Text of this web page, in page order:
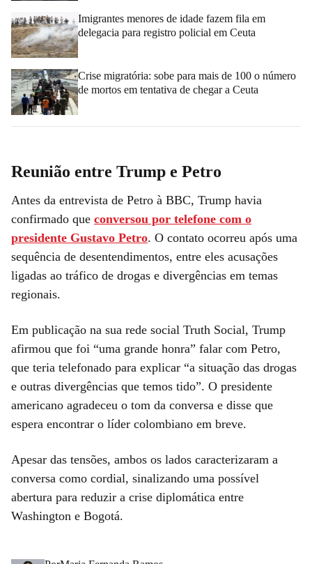
Imigrantes menores de idade fazem fila em
delegacia para registro policial em Ceuta
Crise migratória: sobe para mais de 100 o número
de mortos em tentativa de chegar a Ceuta
Reunião entre Trump e Petro
Antes da entrevista de Petro à BBC, Trump havia
confirmado que conversou por telefone com o
presidente Gustavo Petro. O contato ocorreu após uma
sequência de desentendimentos, entre eles acusações
ligadas ao tráfico de drogas e divergências em temas
regionais.
Em publicação na sua rede social Truth Social, Trump
afirmou que foi “uma grande honra” falar com Petro,
que teria telefonado para explicar “a situação das drogas
e outras divergências que temos tido”. O presidente
americano agradeceu o tom da conversa e disse que
espera encontrar o líder colombiano em breve.
Apesar das tensões, ambos os lados caracterizaram a
conversa como cordial, sinalizando uma possível
abertura para reduzir a crise diplomática entre
Washington e Bogotá.